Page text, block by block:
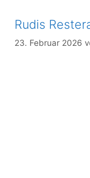
Rudis
23. Februar 2026